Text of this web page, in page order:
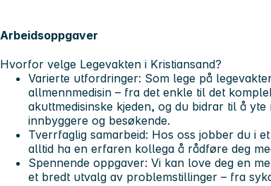
Arbeidsoppgaver
Hvorfor velge Legevakten i Kristiansand?
Varierte utfordringer: Som lege på
allmennmedisin – fra det enkle til det
akuttmedisinske kjeden, og du bidrar til å
innbyggere og besøkende.
Tverrfaglig samarbeid: Hos oss jobber du i
alltid ha en erfaren kollega å rådføre deg
Spennende oppgaver: Vi kan love deg en
et bredt utvalg av problemstillinger – fra